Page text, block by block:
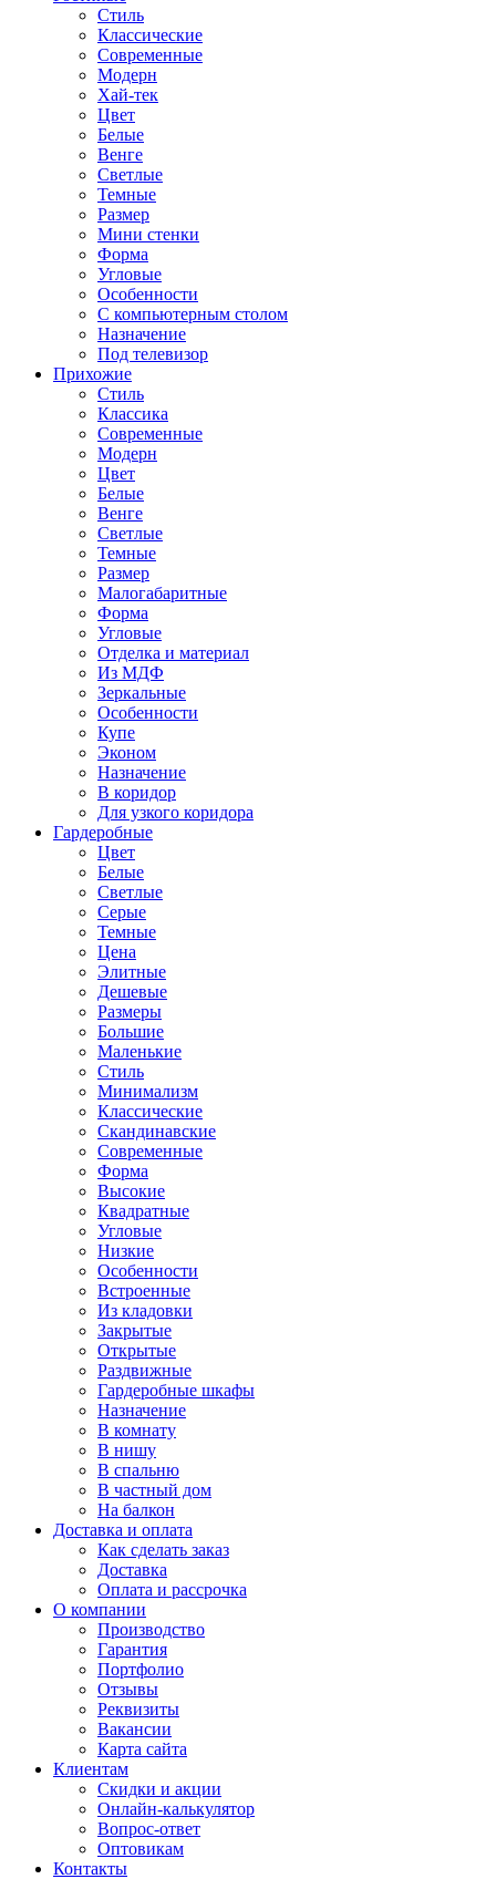
Стиль
Классические
Современные
Модерн
Хай-тек
Цвет
Белые
Венге
Светлые
Темные
Размер
Мини стенки
Форма
Угловые
Особенности
С компьютерным столом
Назначение
Под телевизор
Прихожие
Стиль
Классика
Современные
Модерн
Цвет
Белые
Венге
Светлые
Темные
Размер
Малогабаритные
Форма
Угловые
Отделка и материал
Из МДФ
Зеркальные
Особенности
Купе
Эконом
Назначение
В коридор
Для узкого коридора
Гардеробные
Цвет
Белые
Светлые
Серые
Темные
Цена
Элитные
Дешевые
Размеры
Большие
Маленькие
Стиль
Минимализм
Классические
Скандинавские
Современные
Форма
Высокие
Квадратные
Угловые
Низкие
Особенности
Встроенные
Из кладовки
Закрытые
Открытые
Раздвижные
Гардеробные шкафы
Назначение
В комнату
В нишу
В спальню
В частный дом
На балкон
Доставка и оплата
Как сделать заказ
Доставка
Оплата и рассрочка
О компании
Производство
Гарантия
Портфолио
Отзывы
Реквизиты
Вакансии
Карта сайта
Клиентам
Скидки и акции
Онлайн-калькулятор
Вопрос-ответ
Оптовикам
Контакты